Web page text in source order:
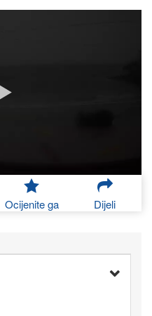
Ocijenite ga Dijeli